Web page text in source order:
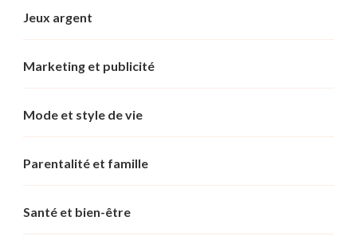
Jeux argent
Marketing et publicité
Mode et style de vie
Parentalité et famille
Santé et bien-être